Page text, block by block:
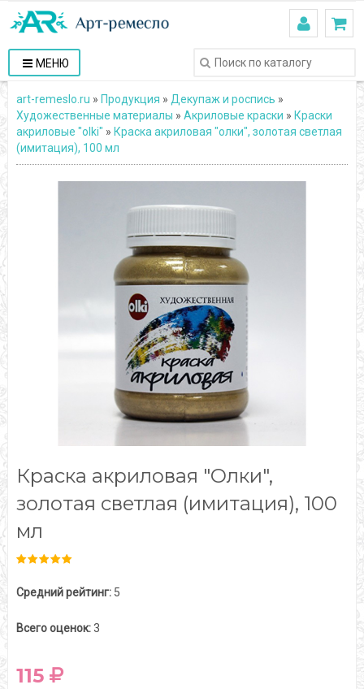
МЕНЮ
art-remeslo.ru » Продукция » Декупаж и роспись »
Художественные материалы » Акриловые краски » Краски
акриловые "olki" » Краска акриловая "олки", золотая светлая
(имитация), 100 мл
Краска акриловая "Олки",
золотая светлая (имитация), 100
мл
Средний рейтинг: 5
Всего оценок:3
115